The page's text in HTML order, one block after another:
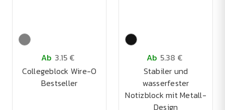
Ab 3.15 €
Collegeblock Wire-O
Bestseller
Ab 5.38 €
Stabiler und
wasserfester
Notizblock mit Metall-
Design